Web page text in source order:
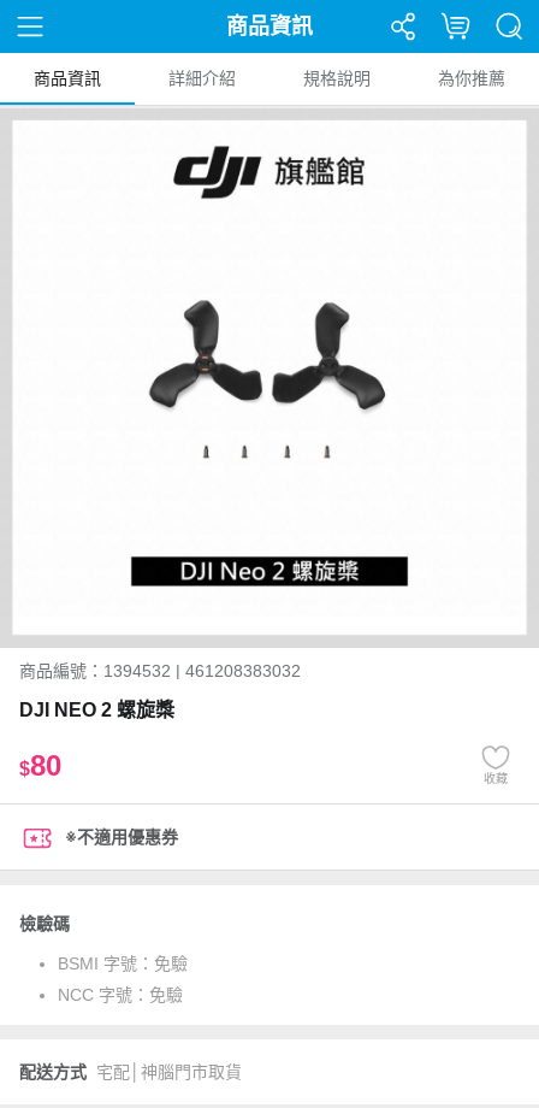
商品資訊
商品資訊 詳細介紹 規格說明 為你推薦
商品編號：1394532 | 461208383032
DJI NEO 2 螺旋槳
$80 收藏
※不適用優惠券
檢驗碼
BSMI 字號： 免驗
NCC 字號： 免驗
配送方式 宅配│神腦門市取貨